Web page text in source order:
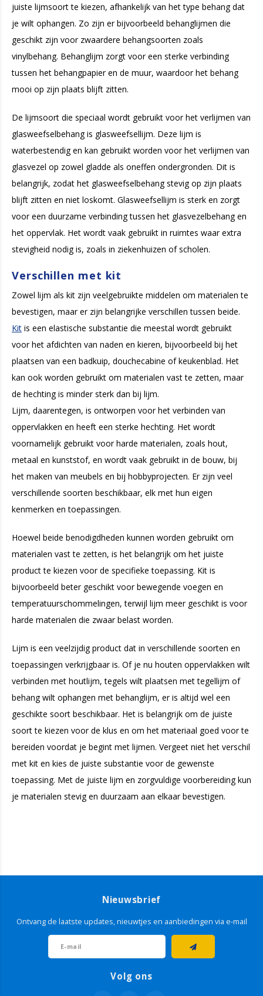
juiste lijmsoort te kiezen, afhankelijk van het type behang dat
je wilt ophangen. Zo zijn er bijvoorbeeld behanglijmen die
geschikt zijn voor zwaardere behangsoorten zoals
vinylbehang. Behanglijm zorgt voor een sterke verbinding
tussen het behangpapier en de muur, waardoor het behang
mooi op zijn plaats blijft zitten.
De lijmsoort die speciaal wordt gebruikt voor het verlijmen van
glasweefselbehang is glasweefsellijm. Deze lijm is
waterbestendig en kan gebruikt worden voor het verlijmen van
glasvezel op zowel gladde als oneffen ondergronden. Dit is
belangrijk, zodat het glasweefselbehang stevig op zijn plaats
blijft zitten en niet loskomt. Glasweefsellijm is sterk en zorgt
voor een duurzame verbinding tussen het glasvezelbehang en
het oppervlak. Het wordt vaak gebruikt in ruimtes waar extra
stevigheid nodig is, zoals in ziekenhuizen of scholen.
Verschillen met kit
Zowel lijm als kit zijn veelgebruikte middelen om materialen te
bevestigen, maar er zijn belangrijke verschillen tussen beide.
Kit is een elastische substantie die meestal wordt gebruikt
voor het afdichten van naden en kieren, bijvoorbeeld bij het
plaatsen van een badkuip, douchecabine of keukenblad. Het
kan ook worden gebruikt om materialen vast te zetten, maar
de hechting is minder sterk dan bij lijm.
Lijm, daarentegen, is ontworpen voor het verbinden van
oppervlakken en heeft een sterke hechting. Het wordt
voornamelijk gebruikt voor harde materialen, zoals hout,
metaal en kunststof, en wordt vaak gebruikt in de bouw, bij
het maken van meubels en bij hobbyprojecten. Er zijn veel
verschillende soorten beschikbaar, elk met hun eigen
kenmerken en toepassingen.
Hoewel beide benodigdheden kunnen worden gebruikt om
materialen vast te zetten, is het belangrijk om het juiste
product te kiezen voor de specifieke toepassing. Kit is
bijvoorbeeld beter geschikt voor bewegende voegen en
temperatuurschommelingen, terwijl lijm meer geschikt is voor
harde materialen die zwaar belast worden.
Lijm is een veelzijdig product dat in verschillende soorten en
toepassingen verkrijgbaar is. Of je nu houten oppervlakken wilt
verbinden met houtlijm, tegels wilt plaatsen met tegellijm of
behang wilt ophangen met behanglijm, er is altijd wel een
geschikte soort beschikbaar. Het is belangrijk om de juiste
soort te kiezen voor de klus en om het materiaal goed voor te
bereiden voordat je begint met lijmen. Vergeet niet het verschil
met kit en kies de juiste substantie voor de gewenste
toepassing. Met de juiste lijm en zorgvuldige voorbereiding kun
je materialen stevig en duurzaam aan elkaar bevestigen.
Nieuwsbrief
Ontvang de laatste updates, nieuwtjes en aanbiedingen via e-mail
Volg ons